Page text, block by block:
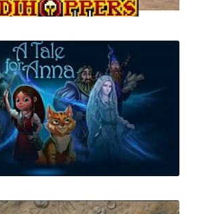
Gladihoppers